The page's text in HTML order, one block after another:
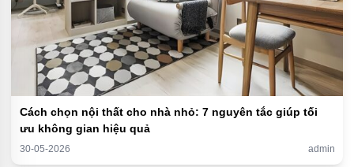
Cách chọn nội thất cho nhà nhỏ: 7 nguyên tắc giúp tối
ưu không gian hiệu quả
30-05-2026 admin